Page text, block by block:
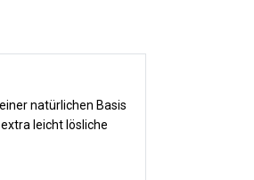
natürlichen Basis
leicht lösliche